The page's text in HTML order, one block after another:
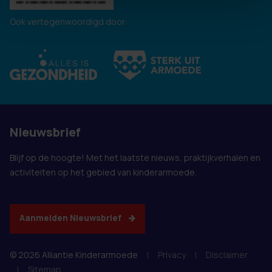
Ook vertegenwoordigd door:
Nieuwsbrief
Blijf op de hoogte! Met het laatste nieuws, praktijkverhalen en
activiteiten op het gebied van kinderarmoede.
Aanmelden Nieuwsbrief
© 2026 Alliantie Kinderarmoede | Privacy |
Disclaimer
|
Sitemap